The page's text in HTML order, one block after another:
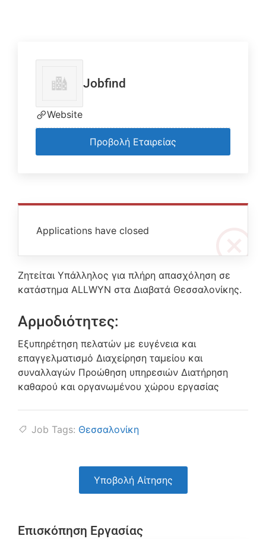
Applications have closed
Ζητείται Υπάλληλος για πλήρη απασχόληση σε
κατάστημα ALLWYN στα Διαβατά Θεσσαλονίκης.
Αρμοδιότητες:
Εξυπηρέτηση πελατών με ευγένεια και
επαγγελματισμό Διαχείρηση ταμείου και
συναλλαγών Προώθηση υπηρεσιών Διατήρηση
καθαρού και οργανωμένου χώρου εργασίας
Job Tags: Θεσσαλονίκη
Υποβολή Αίτησης
Επισκόπηση Εργασίας
Jobfind
Website
Προβολή Εταιρείας